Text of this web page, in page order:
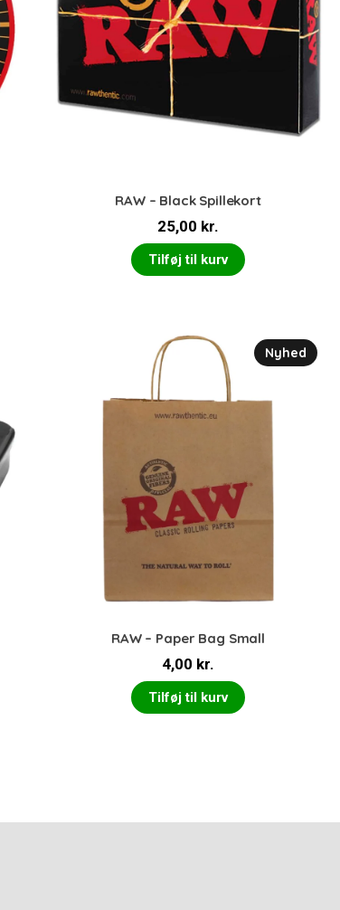
RAW – Black Spillekort
25,00 kr.
Tilføj til kurv
Nyhed
RAW – Paper Bag Small
4,00 kr.
Tilføj til kurv